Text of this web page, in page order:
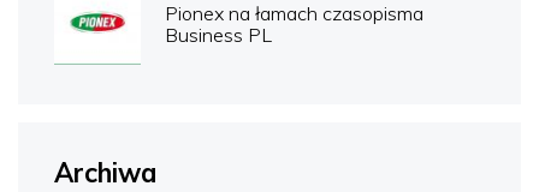
Pionex na łamach czasopisma
Business PL
Archiwa